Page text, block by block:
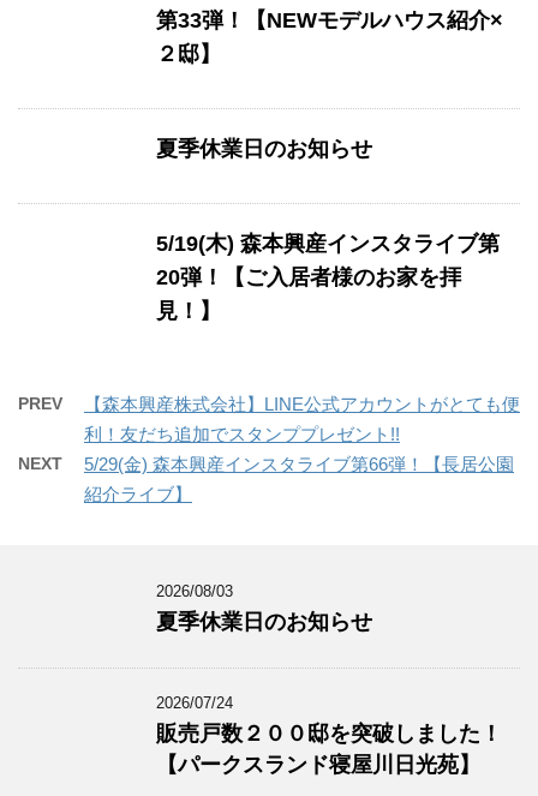
第33弾！【NEWモデルハウス紹介×
２邸】
夏季休業日のお知らせ
5/19(木) 森本興産インスタライブ第
20弾！【ご入居者様のお家を拝
見！】
PREV
【森本興産株式会社】LINE公式アカウントがとても便
利！友だち追加でスタンププレゼント!!
NEXT
5/29(金) 森本興産インスタライブ第66弾！【長居公園
紹介ライブ】
2026/08/03
夏季休業日のお知らせ
2026/07/24
販売戸数２００邸を突破しました！
【パークスランド寝屋川日光苑】